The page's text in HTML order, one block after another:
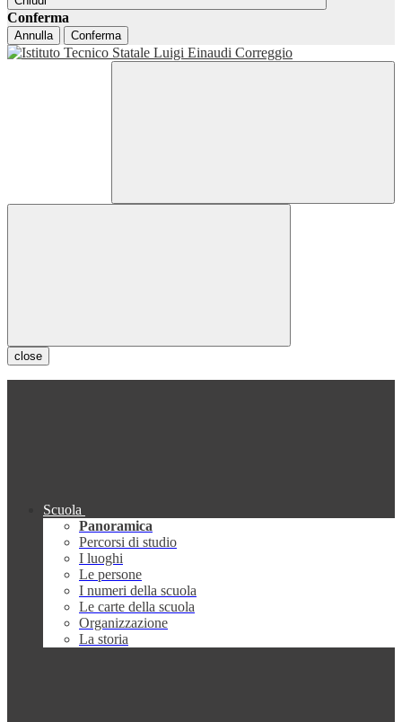
Conferma
Annulla Conferma
close
Scuola
Panoramica
Percorsi di studio
I luoghi
Le persone
I numeri della scuola
Le carte della scuola
Organizzazione
La storia